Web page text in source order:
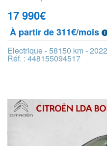
17 990€
À partir de 311€/mois
Electrique - 58150 km -
Réf. : 448155094517